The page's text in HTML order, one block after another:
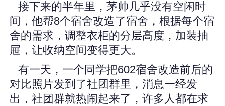
接下来的半年里，茅帅几乎没有空闲时
间，他帮8个宿舍改造了宿舍，根据每个宿
舍的需求，调整衣柜的分层高度，加装抽
屉，让收纳空间变得更大。
有一天，一个同学把602宿舍改造前后的
对比照片发到了社团群里，消息一经发
出，社团群就热闹起来了，许多人都在求